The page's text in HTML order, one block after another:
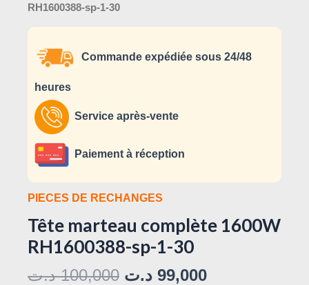
RH1600388-sp-1-30
Commande expédiée sous 24/48
heures
Service après-vente
Paiement à réception
PIECES DE RECHANGES
Tête marteau complète 1600W
RH1600388-sp-1-30
100,000 د.ت 99,000 د.ت